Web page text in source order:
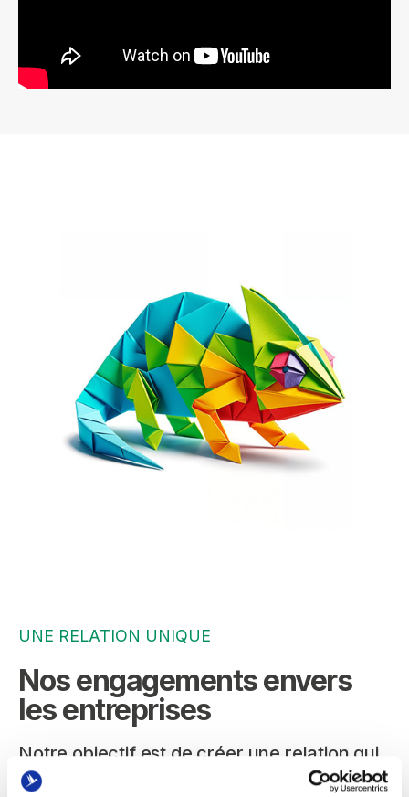
UNE RELATION UNIQUE
Nos engagements envers
les entreprises
Notre objectif est de créer une relation qui
apporte de la valeur à chaque partie, c’est